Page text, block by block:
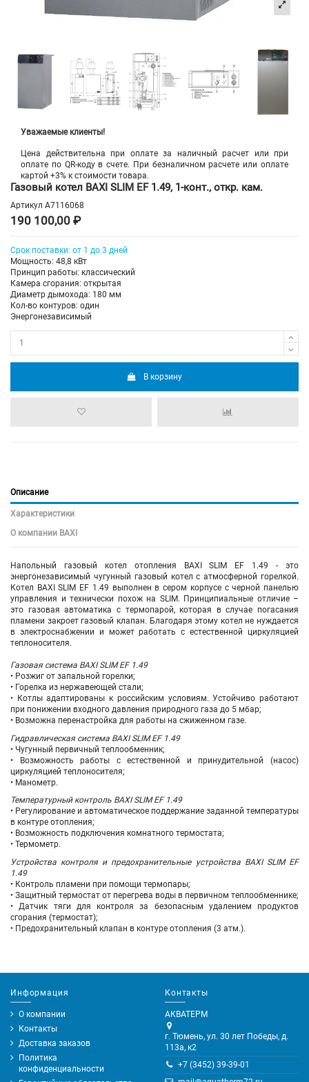
Уважаемые клиенты!
Цена действительна при оплате за наличный расчет или при
оплате по QR-коду в счете. При безналичном расчете или оплате
картой +3% к стоимости товара.
Газовый котел BAXI SLIM EF 1.49, 1-конт., откр. кам.
Артикул A7116068
190 100,00 ₽
Срок поставки: от 1 до 3 дней
Мощность: 48,8 кВт
Принцип работы: классический
Камера сгорания: открытая
Диаметр дымохода: 180 мм
Кол-во контуров: один
Энергонезависимый
В корзину
Описание
Характеристики
О компании BAXI
Напольный газовый котел отопления BAXI SLIM EF 1.49 - это
энергонезависимый чугунный газовый котел с атмосферной горелкой.
Котел BAXI SLIM EF 1.49 выполнен в сером корпусе с черной панелью
управления и технически похож на SLIM. Принципиальные отличие –
это газовая автоматика с термопарой, которая в случае погасания
пламени закроет газовый клапан. Благодаря этому котел не нуждается
в электроснабжении и может работать с естественной циркуляцией
теплоносителя.
Газовая система BAXI SLIM EF 1.49
• Розжиг от запальной горелки;
• Горелка из нержавеющей стали;
• Котлы адаптированы к российским условиям. Устойчиво работают
при понижении входного давления природного газа до 5 мбар;
• Возможна перенастройка для работы на сжиженном газе.
Гидравлическая система BAXI SLIM EF 1.49
• Чугунный первичный теплообменник;
• Возможность работы с естественной и принудительной (насос)
циркуляцией теплоносителя;
• Манометр.
Температурный контроль BAXI SLIM EF 1.49
• Регулирование и автоматическое поддержание заданной температуры
в контуре отопления;
• Возможность подключения комнатного термостата;
• Термометр.
Устройства контроля и предохранительные устройства BAXI SLIM EF
1.49
• Контроль пламени при помощи термопары;
• Защитный термостат от перегрева воды в первичном теплообменнике;
• Датчик тяги для контроля за безопасным удалением продуктов
сгорания (термостат);
• Предохранительный клапан в контуре отопления (3 атм.).
Информация
О компании
Контакты
Доставка заказов
Политика
конфиденциальности
Контакты
АКВАТЕРМ
г. Тюмень, ул. 30 лет Победы, д.
113а, к2
+7 (3452) 39-39-01